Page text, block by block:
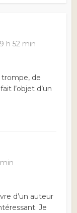
h 52 min
trompe, de
l’objet d’un
d’un auteur
Je